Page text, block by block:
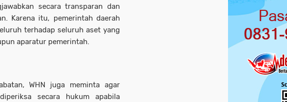
secara transparan dan
Karena itu, pemerintah daerah
terhadap seluruh aset yang
aparatur pemerintah.
WHN juga meminta agar
secara hukum apabila